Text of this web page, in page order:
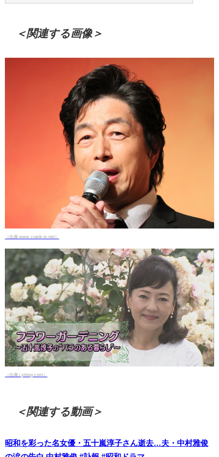
＜関連する画像＞
（出典 www.crank-in.net）
（出典 i.ytimg.com）
＜関連する動画＞
昭和を彩った名女優・五十嵐淳子さん逝去…夫・中村雅俊